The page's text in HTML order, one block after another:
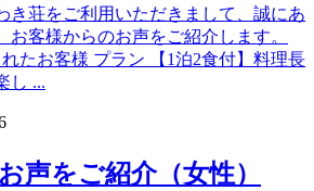
き荘をご利用いただきまして、誠にあ
お客様からのお声をご紹介します。
たお客様 プラン 【1泊2食付】料理長
し ...
声をご紹介（女性）